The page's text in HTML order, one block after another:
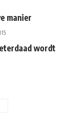
manier
wordt